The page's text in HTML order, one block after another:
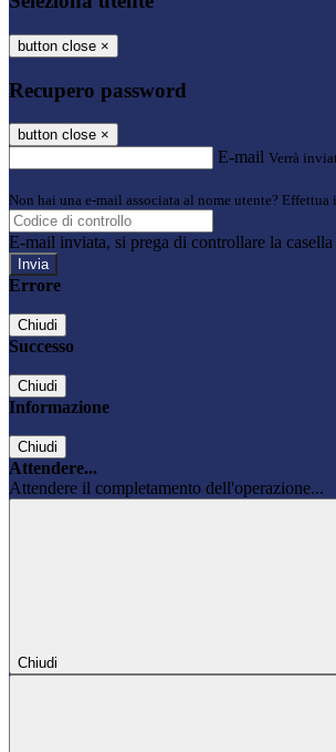
button close ×
Recupero password
button close ×
E-mail Verrà
Non hai una e-mail associata al nome utente?
E-mail inviata, si prega di controllare la
Errore
Chiudi
Successo
Chiudi
Informazione
Chiudi
Attendere...
Attendere il completamento dell'operazione...
Chiudi